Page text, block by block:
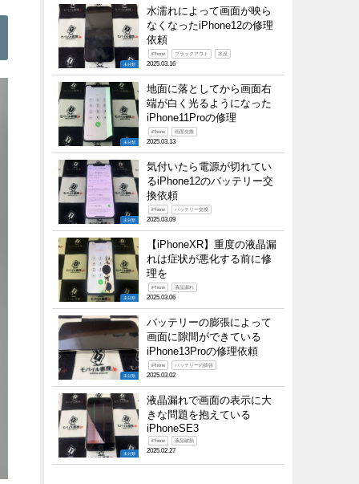
未分類
水濡れによって画面が映ら
なくなったiPhone12の修理
依頼
iPhone ブラックアウト 水没
2025.03.16
未分類
地面に落としてから画面右
端が白く光るようになった
iPhone11Proの修理
iPhone 画面交換
2025.03.13
未分類
気付いたら電源が切れてい
るiPhone12のバッテリー交
換依頼
iPhone バッテリー交換
2025.03.09
未分類
【iPhoneXR】重度の液晶漏
れは症状が悪化する前に修
理を
iPhone 液晶漏れ
2025.03.06
未分類
バッテリーの膨張によって
画面に隙間ができている
iPhone13Proの修理依頼
iPhone バッテリーの膨張
2025.03.02
未分類
液晶漏れで画面の表示に大
きな問題を抱えている
iPhoneSE3
iPhone 液晶破損
2025.02.27